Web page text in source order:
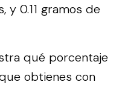
y 0.11 gramos de
qué porcentaje
obtienes con